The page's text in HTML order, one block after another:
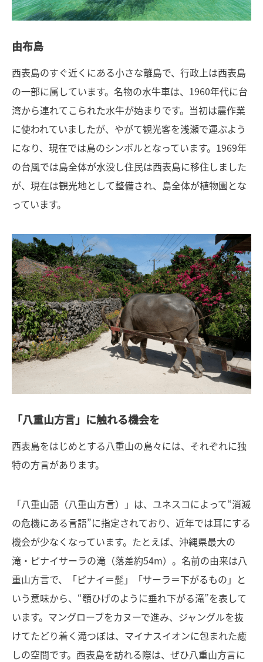
由布島
西表島のすぐ近くにある小さな離島で、行政上は西表島
の一部に属しています。名物の水牛車は、1960年代に台
湾から連れてこられた水牛が始まりです。当初は農作業
に使われていましたが、やがて観光客を浅瀬で運ぶよう
になり、現在では島のシンボルとなっています。1969年
の台風では島全体が水没し住民は西表島に移住しました
が、現在は観光地として整備され、島全体が植物園とな
っています。
「八重山方言」に触れる機会を
西表島をはじめとする八重山の島々には、それぞれに独
特の方言があります。
「八重山語（八重山方言）」は、ユネスコによって“消滅
の危機にある言語”に指定されており、近年では耳にする
機会が少なくなっています。たとえば、沖縄県最大の
滝・ピナイサーラの滝（落差約54m）。名前の由来は八
重山方言で、「ピナイ＝髭」「サーラ＝下がるもの」と
いう意味から、“顎ひげのように垂れ下がる滝”を表して
います。マングローブをカヌーで進み、ジャングルを抜
けてたどり着く滝つぼは、マイナスイオンに包まれた癒
しの空間です。西表島を訪れる際は、ぜひ八重山方言に